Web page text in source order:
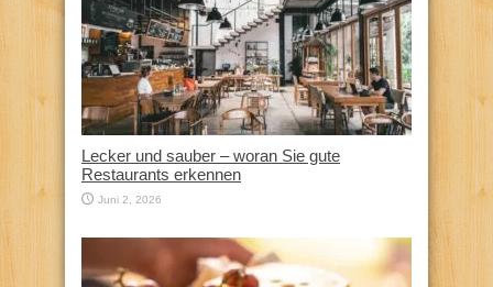
Lecker und sauber – woran Sie gute
Restaurants erkennen
Juni 2, 2026